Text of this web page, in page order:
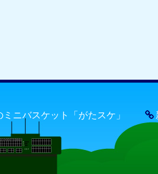
ミニバスケット「がたスケ」